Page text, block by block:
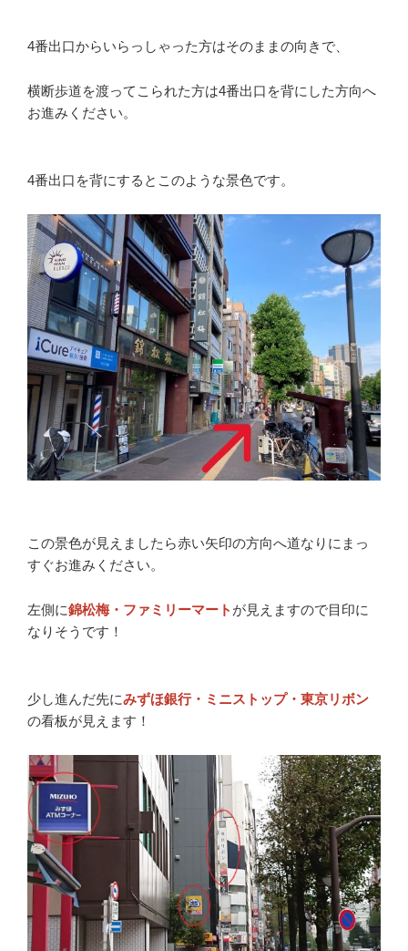
4番出口からいらっしゃった方はそのままの向きで、
横断歩道を渡ってこられた方は4番出口を背にした方向へ
お進みください。
4番出口を背にするとこのような景色です。
この景色が見えましたら赤い矢印の方向へ道なりにまっ
すぐお進みください。
左側に錦松梅・ファミリーマート が見えますので目印に
なりそうです！
少し進んだ先にみずほ銀行・ミニストップ・東京リボン
の看板が見えます！